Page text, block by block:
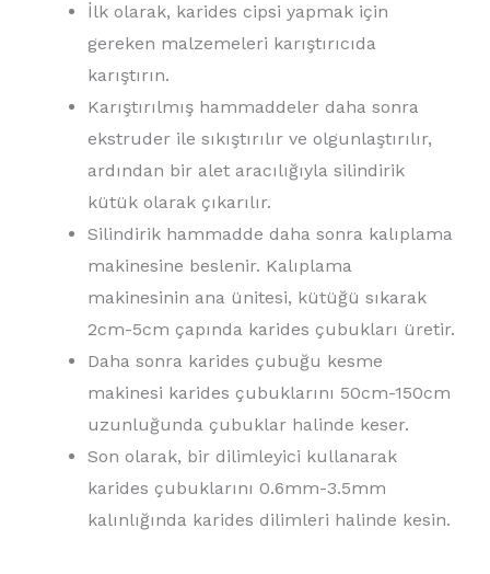
İlk olarak, karides cipsi yapmak için
gereken malzemeleri karıştırıcıda
karıştırın.
Karıştırılmış hammaddeler daha sonra
ekstruder ile sıkıştırılır ve olgunlaştırılır,
ardından bir alet aracılığıyla silindirik
kütük olarak çıkarılır.
Silindirik hammadde daha sonra kalıplama
makinesine beslenir. Kalıplama
makinesinin ana ünitesi, kütüğü sıkarak
2cm-5cm çapında karides çubukları üretir.
Daha sonra karides çubuğu kesme
makinesi karides çubuklarını 50cm-150cm
uzunluğunda çubuklar halinde keser.
Son olarak, bir dilimleyici kullanarak
karides çubuklarını 0.6mm-3.5mm
kalınlığında karides dilimleri halinde kesin.